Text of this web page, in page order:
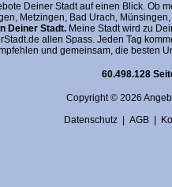
Deiner Stadt auf einen Blick. Ob
Metzingen, Bad Urach,
Deiner Stadt.Meine Stadt wird zu
allen Spass. Jeden Tag
und gemeinsam, die besten
60.498.128
Copyright © 2026
Datenschutz| AGB|